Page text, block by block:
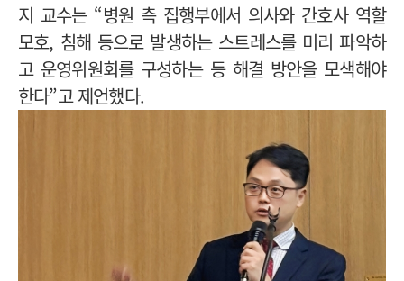
지 교수는 “병원 측 집행부에서 의사와 간호사 역할
모호, 침해 등으로 발생하는 스트레스를 미리 파악하
고 운영위원회를 구성하는 등 해결 방안을 모색해야
한다”고 제언했다.